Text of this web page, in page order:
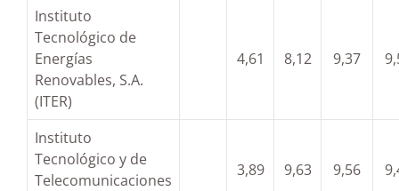
Instituto
Tecnológico de
Energías
Renovables, S.A.
(ITER)
4,61 8,12 9,37
Instituto
Tecnológico y de
Telecomunicaciones
3,89 9,63 9,56